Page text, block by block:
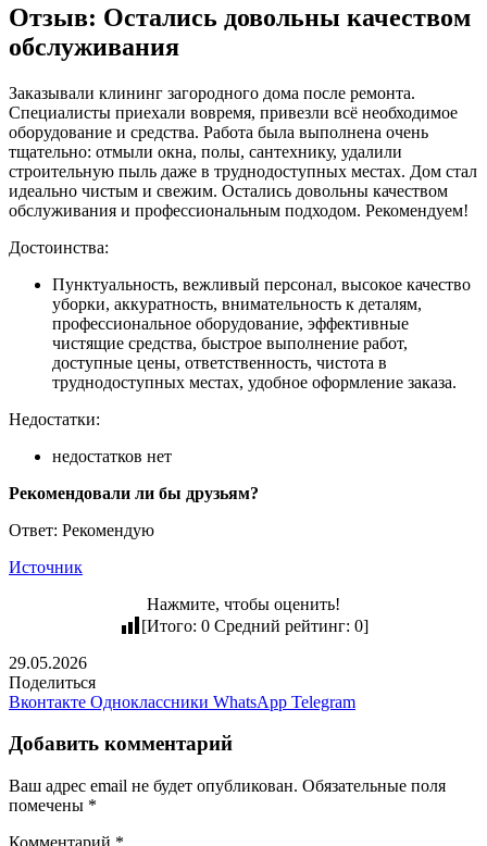
Отзыв: Остались довольны качеством
обслуживания
Заказывали клининг загородного дома после ремонта.
Специалисты приехали вовремя, привезли всё необходимое
оборудование и средства. Работа была выполнена очень
тщательно: отмыли окна, полы, сантехнику, удалили
строительную пыль даже в труднодоступных местах. Дом стал
идеально чистым и свежим. Остались довольны качеством
обслуживания и профессиональным подходом. Рекомендуем!
Достоинства:
Пунктуальность, вежливый персонал, высокое качество
уборки, аккуратность, внимательность к деталям,
профессиональное оборудование, эффективные
чистящие средства, быстрое выполнение работ,
доступные цены, ответственность, чистота в
труднодоступных местах, удобное оформление заказа.
Недостатки:
недостатков нет
Рекомендовали ли бы друзьям?
Ответ: Рекомендую
Источник
Нажмите, чтобы оценить!
[Итого: 0Средний рейтинг: 0]
29.05.2026
Поделиться
Вконтакте Одноклассники WhatsApp Telegram
Добавить комментарий
Ваш адрес email не будет опубликован. Обязательные поля
помечены *